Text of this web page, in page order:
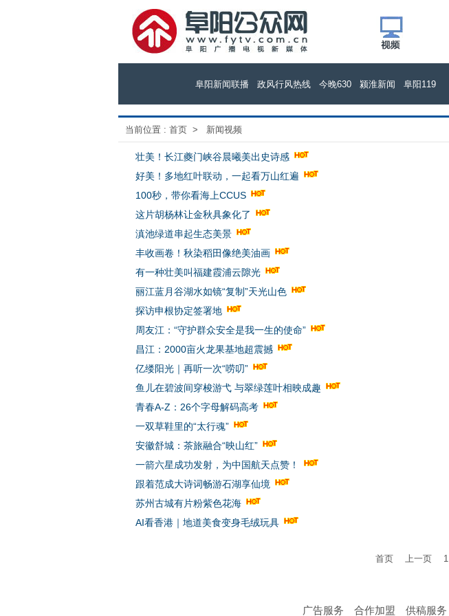
阜阳新闻联播 政风行风热线 今晚630 颍淮新闻 阜阳119
当前位置 : 首页 > 新闻视频
壮美！长江夔门峡谷晨曦美出史诗感
好美！多地红叶联动，一起看万山红遍
100秒，带你看海上CCUS
这片胡杨林让金秋具象化了
滇池绿道串起生态美景
丰收画卷！秋染稻田像绝美油画
有一种壮美叫福建霞浦云隙光
丽江蓝月谷湖水如镜“复制”天光山色
探访申根协定签署地
周友江：“守护群众安全是我一生的使命”
昌江：2000亩火龙果基地超震撼
亿缕阳光｜再听一次“唠叨”
鱼儿在碧波间穿梭游弋 与翠绿莲叶相映成趣
青春A-Z：26个字母解码高考
一双草鞋里的“太行魂”
安徽舒城：茶旅融合“映山红”
一箭六星成功发射，为中国航天点赞！
跟着范成大诗词畅游石湖享仙境
苏州古城有片粉紫色花海
AI看香港｜地道美食变身毛绒玩具
首页 上一页 1
广告服务 合作加盟 供稿服务